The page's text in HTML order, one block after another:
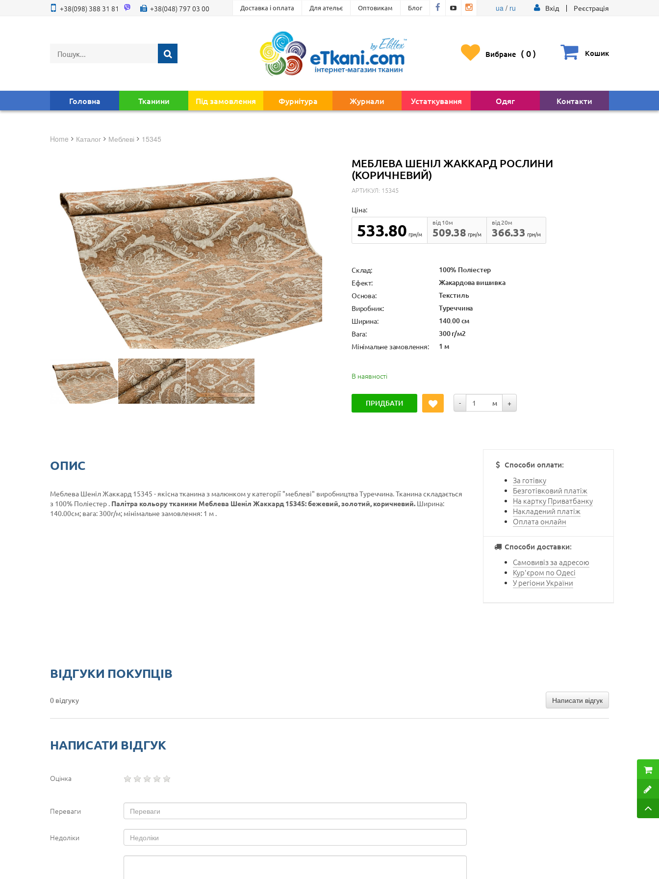
+38(098) 388 31 81 +38(048) 797 03 00 Доставка і оплата Для ательє Оптовикам Блог ua/ ru Вхід Реєстрація
Вибране ( 0) Кошик
Головна Тканини Під замовлення Фурнітура Журнали Устаткування Одяг Контакти
Home Каталог меблеві 15345
МЕБЛЕВА ШЕНІЛ ЖАККАРД РОСЛИНИ
(КОРИЧНЕВИЙ)
АРТИКУЛ: 15345
Ціна:
533.80 грн/м 509.38
від 10м
грн/м
366.33
від 20м
грн/м
Cклад: 100% Поліестер
Ефект: Жакардова вишивка
Основа: Текстиль
Виробник: Туреччина
Ширина: 140.00 см
Вага: 300 г/м2
Мінімальне замовлення: 1 м
В наявності
ПРИДБАТИ - м +
ОПИС
Меблева Шеніл Жаккард 15345 - якісна тканина з малюнком у категорії "меблеві" виробництва Туреччина. Тканина складається
з 100% Поліестер . Палітра кольору тканини Меблева Шеніл Жаккард 15345: бежевий, золотий, коричневий. Ширина:
140.00см; вага: 300г/м; мінімальне замовлення: 1 м .
Способи оплати:
За готівку
Безготівковий платіж
На картку Приватбанку
Накладений платіж
Оплата онлайн
Способи доставки:
Самовивіз за адресою
Кур'єром по Одесі
У регіони України
ВІДГУКИ ПОКУПЦІВ
0 відгуку Написати відгук
НАПИСАТИ ВІДГУК
Оцінка
Переваги
Недоліки